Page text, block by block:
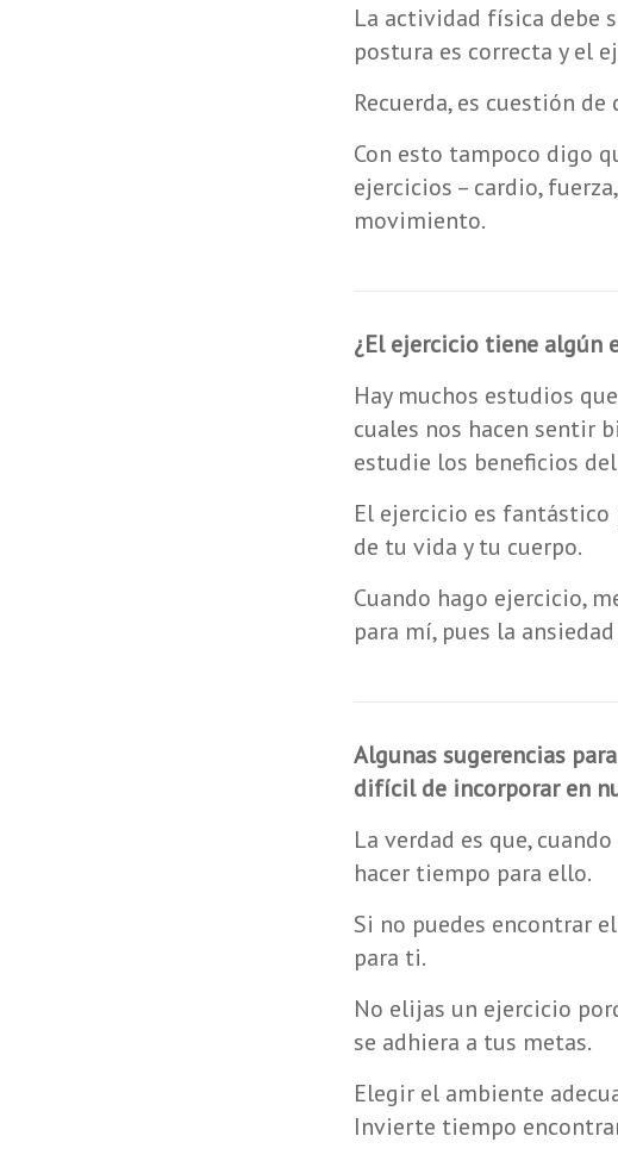
La actividad física debe
postura es correcta y el
Recuerda, es cuestión
Con esto tampoco digo
ejercicios – cardio,
movimiento.
¿El ejercicio tiene algún
Hay muchos estudios
cuales nos hacen sentir
estudie los beneficios
El ejercicio es fantástico
de tu vida y tu cuerpo.
Cuando hago ejercicio,
para mí, pues la
Algunas sugerencias
difícil de incorporar en
La verdad es que,
hacer tiempo para ello.
Si no puedes encontrar
para ti.
No elijas un ejercicio
se adhiera a tus metas.
Elegir el ambiente
Invierte tiempo